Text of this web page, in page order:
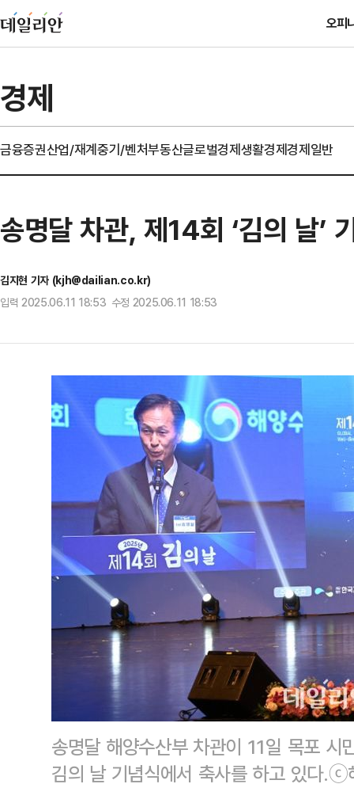
오피
경제
금융증권산업/재계중기/벤처부동산글로벌경제생활경제경제일반
송명달 차관, 제14회 ‘김의 날’
김지현 기자 (kjh@dailian.co.kr)
입력 2025.06.11 18:53 수정 2025.06.11 18:53
송명달 해양수산부 차관이 11일 목포 시
김의 날 기념식에서 축사를 하고 있다.ⓒ